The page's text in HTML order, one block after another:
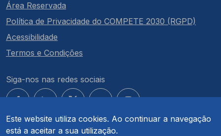
Este website utiliza cookies. Ao continuar a navegação
está a aceitar a sua utilização.
Área Reservada
Política de Privacidade do COMPETE 2030 (RGPD)
Acessibilidade
Termos e Condições
Siga-nos nas redes sociais